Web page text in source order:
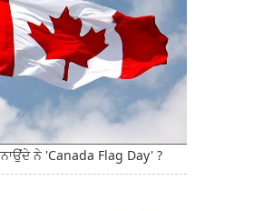
ਨੇ 'Canada Flag Day' ?